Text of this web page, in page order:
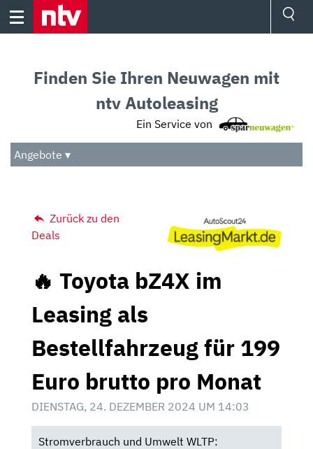
Skip
Audio
Das Beste
Finden Sie Ihren Neuwagen mit
ntv Autoleasing
Ein Service von
Angebote ▾
Zurück zu den
Deals
🔥 Toyota bZ4X im
Leasing als
Bestellfahrzeug für 199
Euro brutto pro Monat
DIENSTAG, 24. DEZEMBER 2024 UM 14:03
Stromverbrauch und Umwelt WLTP: